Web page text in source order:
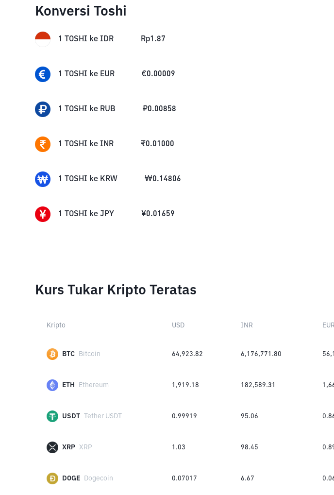
Konversi Toshi
1 TOSHI ke IDR Rp1.87
1 TOSHI ke EUR €0.00009
1 TOSHI ke RUB ₽0.00858
1 TOSHI ke INR ₹0.01000
1 TOSHI ke KRW ₩0.14806
1 TOSHI ke JPY ¥0.01659
Kurs Tukar Kripto Teratas
Kripto USD INR EUR
BTC Bitcoin 64,923.82 6,176,771.80
ETH Ethereum 1,919.18 182,589.31
USDT Tether USDT 0.99919 95.06
XRP XRP 1.03 98.45
DOGE Dogecoin 0.07017 6.67